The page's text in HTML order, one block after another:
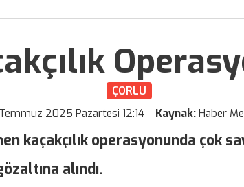
ÇORLU
2025 Pazartesi 12:14 Kaynak:Haber
kaçakçılık operasyonunda çok
alındı.